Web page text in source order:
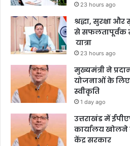
23 hours ago
श्रद्धा, सुरक्षा
से सफलतापूर्वक
यात्रा
23 hours ago
मुख्यमंत्री ने
योजनाओं के लिए
स्वीकृति
1 day ago
उत्तराखंड में
कार्यालय खोलने
केंद्र सरकार